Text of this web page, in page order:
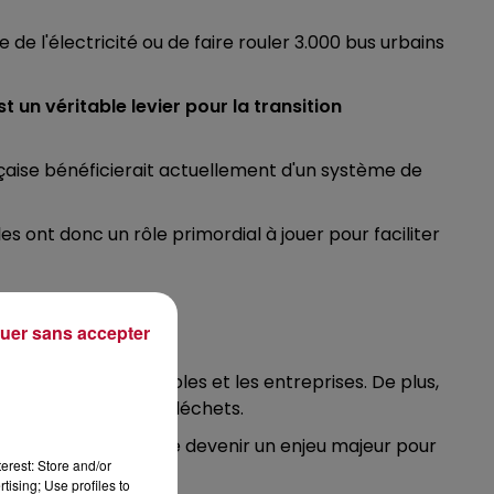
l'électricité ou de faire rouler 3.000 bus urbains
un véritable levier pour la transition
bénéficierait actuellement d'un système de
ont donc un rôle primordial à jouer pour faciliter
dans les écoles et les entreprises. De plus,
traitement des biodéchets.
est en train de devenir un enjeu majeur pour
Store and/or
Use profiles to
sans accepter